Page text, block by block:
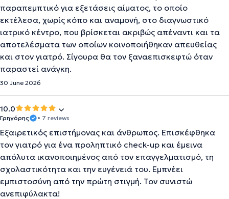
παραπεμπτικό για εξετάσεις αίματος, το οποίο
εκτέλεσα, χωρίς κόπο και αναμονή, στο διαγνωστικό
ιατρικό κέντρο, που βρίσκεται ακριβώς απέναντι και τα
αποτελέσματα των οποίων κοινοποιήθηκαν απευθείας
και στον γιατρό. Σίγουρα θα τον ξαναεπισκεφτώ όταν
παραστεί ανάγκη.
30 June 2026
10.0
Γρηγόρης • 7 reviews
Εξαιρετικός επιστήμονας και άνθρωπος. Επισκέφθηκα
τον γιατρό για ένα προληπτικό check-up και έμεινα
απόλυτα ικανοποιημένος από τον επαγγελματισμό, τη
σχολαστικότητα και την ευγένειά του. Εμπνέει
εμπιστοσύνη από την πρώτη στιγμή. Τον συνιστώ
ανεπιφύλακτα!